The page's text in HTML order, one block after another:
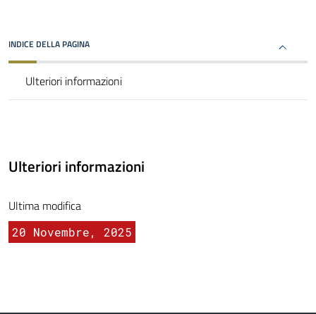
INDICE DELLA PAGINA
Ulteriori informazioni
Ulteriori informazioni
Ultima modifica
20 Novembre, 2025